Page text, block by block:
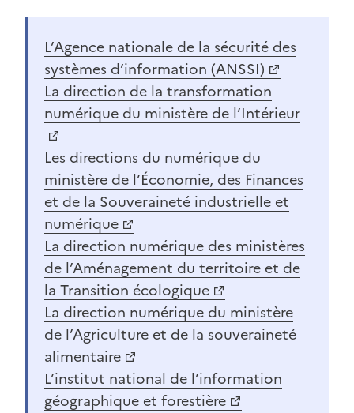
(Ouvre une nouvelle fenêtre)
L’Agence nationale de la sécurité des
systèmes d’information (ANSSI)
(Ouvre une nouvelle fenêtre)
La direction de la transformation
numérique du ministère de l’Intérieur
(Ouvre une nouvelle fenêtre)
Les directions du numérique du
ministère de l’Économie, des Finances
et de la Souveraineté industrielle et
numérique
(Ouvre une nouvelle fenêtre)
La direction numérique des ministères
de l’Aménagement du territoire et de
la Transition écologique
(Ouvre une nouvelle fenêtre)
La direction numérique du ministère
de l’Agriculture et de la souveraineté
alimentaire
(Ouvre une nouvelle fenêtre)
L’institut national de l’information
géographique et forestière